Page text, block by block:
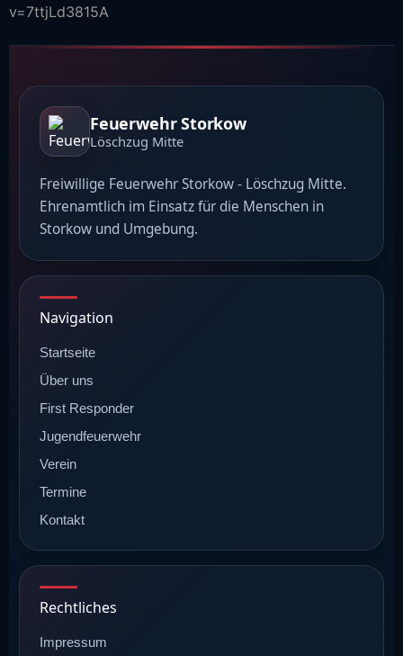
v=7ttjLd3815A
Feuerwehr Storkow
Löschzug Mitte
Freiwillige Feuerwehr Storkow - Löschzug Mitte.
Ehrenamtlich im Einsatz für die Menschen in
Storkow und Umgebung.
Navigation
Startseite
Über uns
First Responder
Jugendfeuerwehr
Verein
Termine
Kontakt
Rechtliches
Impressum